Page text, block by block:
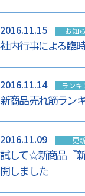
2016.11.15 お知
社内行事による臨
2016.11.14 ランキ
新商品売れ筋ラン
2016.11.09 更
試して☆新商品『
開しました